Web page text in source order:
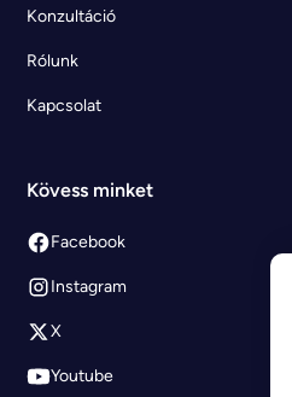
Konzultáció
Rólunk
Kapcsolat
Kövess minket
Facebook
Instagram
X
Youtube